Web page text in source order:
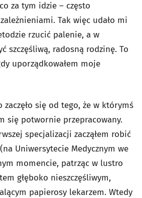
za tym idzie – często
Tak więc udało mi
rzucić palenie, a w
szczęśliwą, radosną rodzinę. To
uporządkowałem moje
zaczęło się od tego, że w którymś
się potwornie przepracowany.
specjalizacji zacząłem robić
Uniwersytecie Medycznym we
momencie, patrząc w lustro
głęboko nieszczęśliwym,
papierosy lekarzem. Wtedy